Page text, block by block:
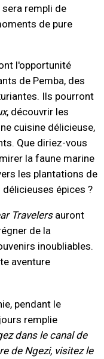
rempli de
de pure
l'opportunité
de Pemba, des
Ils pourront
, découvrir les
cuisine délicieuse,
Que diriez-vous
la faune marine
les plantations de
épices ?
Travelersauront
de la
inoubliables.
aventure
pendant le
remplie
dans le canal de
de Ngezi, visitez le